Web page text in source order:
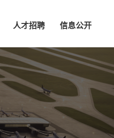
信息公开
人才招聘